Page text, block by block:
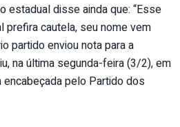
estadual disse ainda que: “Esse
prefira cautela, seu nome vem
partido enviou nota para a
na última segunda-feira (3/2), em
encabeçada pelo Partido dos